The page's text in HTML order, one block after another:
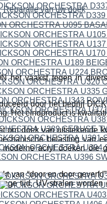
Reparatie van uw doek
het vaakst tegen in
door het bedrijf
Het eindproduct is
om doek van uitstekende
belasting van
acryl doeken die
van “door en door
tijd. UV-stralen worden